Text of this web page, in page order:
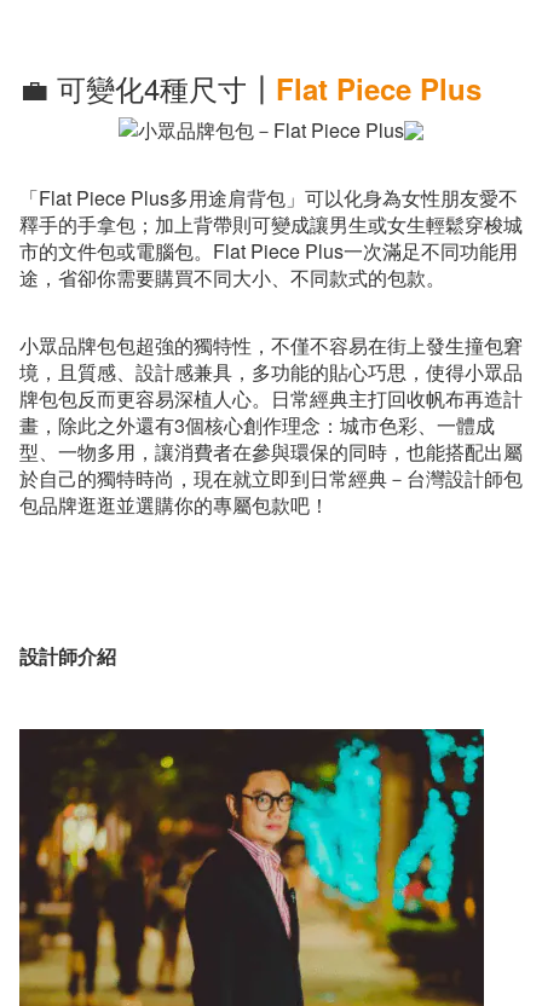
💼 可變化4種尺寸┃ Flat Piece Plus
「Flat Piece Plus多用途肩背包」可以化身為女性朋友愛不
釋手的手拿包；加上背帶則可變成讓男生或女生輕鬆穿梭城
市的文件包或電腦包。Flat Piece Plus一次滿足不同功能用
途，省卻你需要購買不同大小、不同款式的包款。
小眾品牌包包超強的獨特性，不僅不容易在街上發生撞包窘
境，且質感、設計感兼具，多功能的貼心巧思，使得小眾品
牌包包反而更容易深植人心。日常經典主打回收帆布再造計
畫 ，除此之外還有3個核心創作理念：城市色彩、一體成
型、一物多用，讓消費者在參與環保的同時，也能搭配出屬
於自己的獨特時尚，現在就立即到日常經典－台灣設計師包
包品牌逛逛並選購你的專屬包款吧！
設計師介紹